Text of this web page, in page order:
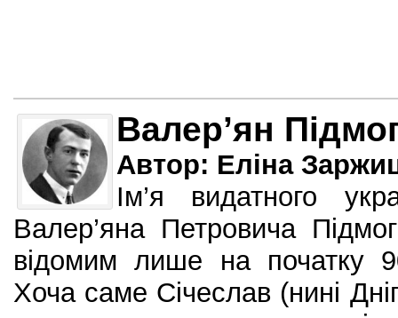
Валер’ян
Автор: Еліна
Ім’я видатного
Валер’яна Петровича
відомим лише на початку
Хоча саме Січеслав (нині